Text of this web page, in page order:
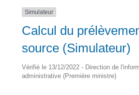
Simulateur
Calcul du
source (Simulateur)
Vérifié le 13/12/2022 - Direction de
administrative (Première ministre)